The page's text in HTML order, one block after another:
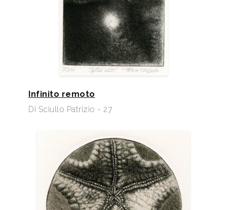
Infinito remoto
Di Sciullo Patrizio - 27